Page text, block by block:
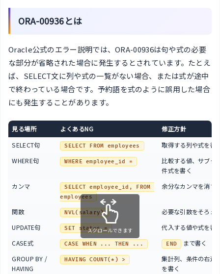
ORA-00936とは
Oracle公式のエラー説明では、ORA-00936は句や式の必要
な部分が省略された場合に発生するとされています。たとえ
ば、SELECT文に列や式の一覧がない場合、または式が途中
で終わっている場合です。予約語を式のように誤用した場合
にも発生することがあります。
見る場所 よくあるNG
修正方針
SELECT句
SELECT FROM employees
取得する列や式を書
WHERE句
WHERE employee_id =
比較する値、サブク
件式を書く
カンマ
SELECT employee_id, FROM
employees
余分なカンマを消す
関数 NVL(salary)
必要な引数をそろえ
UPDATE句
SET status =
代入する値や式を書
CASE式
CASE WHEN ... THEN ... END
まで書く
GROUP BY /
HAVING
HAVING COUNT(*) >
集計列、条件の右辺
を書く
スクロールできます